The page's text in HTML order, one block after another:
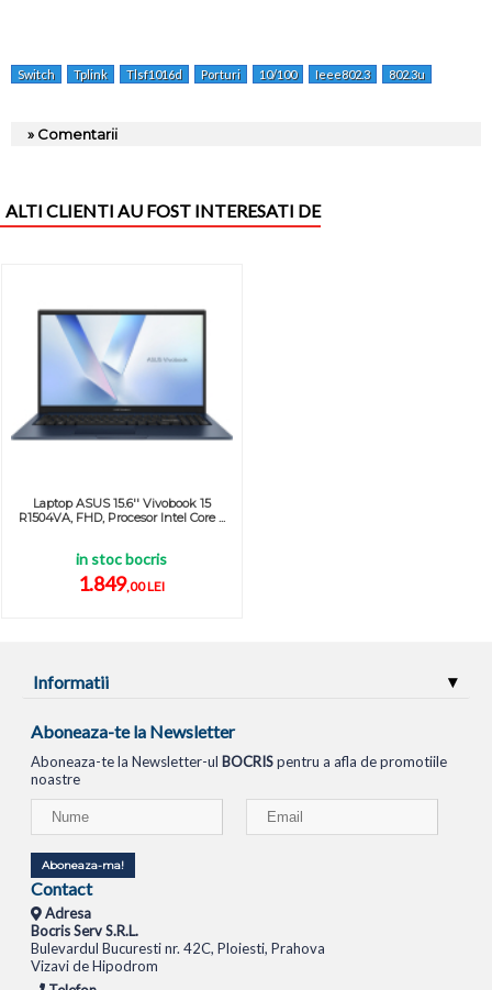
Switch Tplink Tlsf1016d Porturi 10/100 Ieee802.3 802.3u
» Comentarii
ALTI CLIENTI AU FOST INTERESATI DE
Laptop ASUS 15.6'' Vivobook 15
R1504VA, FHD, Procesor Intel Core ...
in stoc bocris
1.849,00 LEI
Informatii
Aboneaza-te la Newsletter
Aboneaza-te la Newsletter-ul BOCRISpentru a afla de promotiile
noastre
Aboneaza-ma!
Contact
Adresa
Bocris Serv S.R.L.
Bulevardul Bucuresti nr. 42C, Ploiesti, Prahova
Vizavi de Hipodrom